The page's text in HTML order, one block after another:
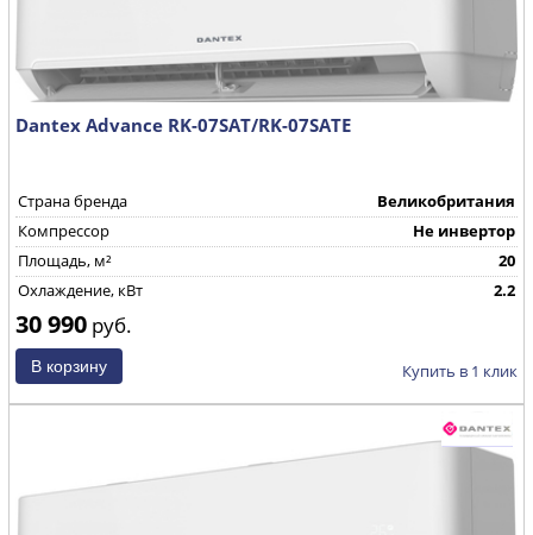
Dantex Advance RK-07SAT/RK-07SATE
Страна бренда
Великобритания
Компрессор
Не инвертор
Площадь, м²
20
Охлаждение, кВт
2.2
30 990 руб.
Купить в 1 клик